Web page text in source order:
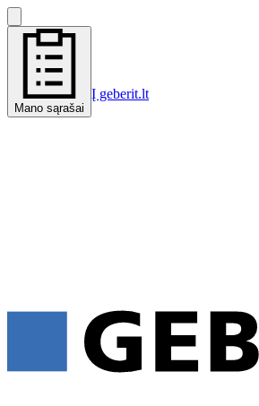
Mano sąrašai
Į geberit.lt